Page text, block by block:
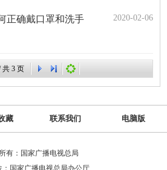
正确戴口罩和洗手 2020-02-06
共 3页
藏 联系我们 电脑版
有：国家广播电视总局
：国家广播电视总局办公厅